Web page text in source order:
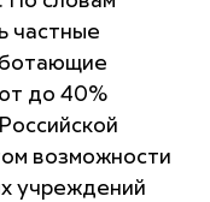
частные
до 40%
возможности
учреждений